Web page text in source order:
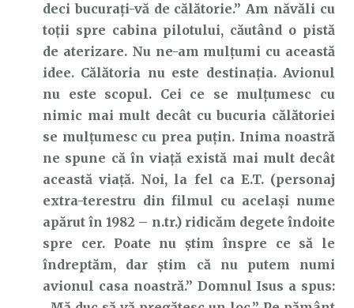
deci bucurați-vă de călătorie.” Am năvăli cu
toții spre cabina pilotului, căutând o pistă
de aterizare. Nu ne-am mulțumi cu această
idee. Călătoria nu este destinația. Avionul
nu este scopul. Cei ce se mulțumesc cu
nimic mai mult decât cu bucuria călătoriei
se mulțumesc cu prea puțin. Inima noastră
ne spune că în viață există mai mult decât
această viață. Noi, la fel ca E.T. (personaj
extra-terestru din filmul cu același nume
apărut în 1982 – n.tr.) ridicăm degete îndoite
spre cer. Poate nu știm înspre ce să le
îndreptăm, dar știm că nu putem numi
avionul casa noastră.” Domnul Isus a spus: